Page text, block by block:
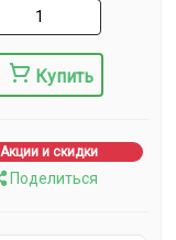
Купить
Акции и скидки
Поделиться